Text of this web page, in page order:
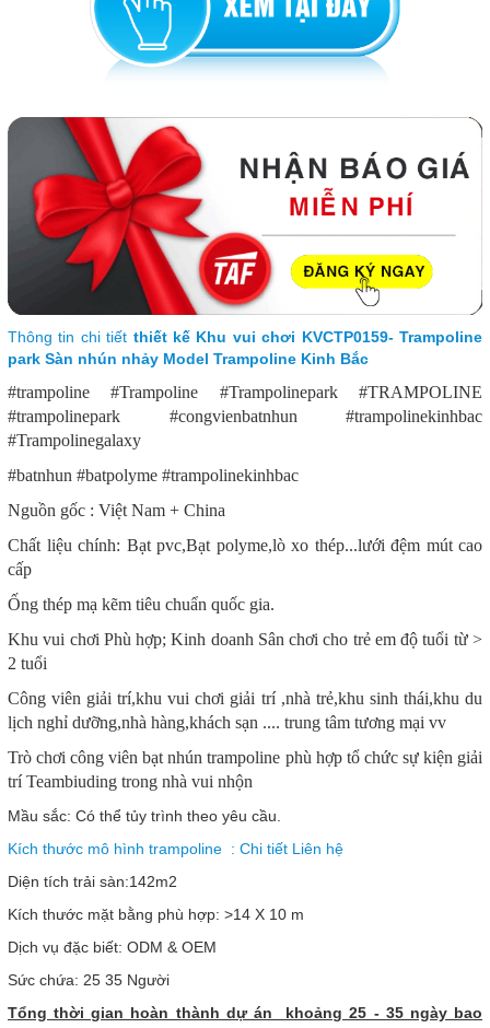
Thông tin chi tiết thiết kế Khu vui chơi KVCTP0159- Trampoline
park Sàn nhún nhảy Model Trampoline Kinh Bắc
#trampoline #Trampoline #Trampolinepark #TRAMPOLINE
#trampolinepark #congvienbatnhun #trampolinekinhbac
#Trampolinegalaxy
#batnhun #batpolyme #trampolinekinhbac
Nguồn gốc : Việt Nam + China
Chất liệu chính: Bạt pvc,Bạt polyme,lò xo thép...lưới đệm mút cao
cấp
Ống thép mạ kẽm tiêu chuẩn quốc gia.
Khu vui chơi Phù hợp; Kinh doanh Sân chơi cho trẻ em độ tuổi từ >
2 tuổi
Công viên giải trí,khu vui chơi giải trí ,nhà trẻ,khu sinh thái,khu du
lịch nghỉ dưỡng,nhà hàng,khách sạn .... trung tâm tương mại vv
Trò chơi công viên bạt nhún trampoline phù hợp tổ chức sự kiện giải
trí Teambiuding trong nhà vui nhộn
Mầu sắc: Có thể tủy trình theo yêu cầu.
Kích thước mô hình trampoline : Chi tiết Liên hệ
Diện tích trải sàn:142m2
Kích thước mặt bằng phù hợp: >14 X 10 m
Dịch vụ đặc biết: ODM & OEM
Sức chứa: 25 35 Người
Tổng thời gian hoàn thành dự án khoảng 25 - 35 ngày bao